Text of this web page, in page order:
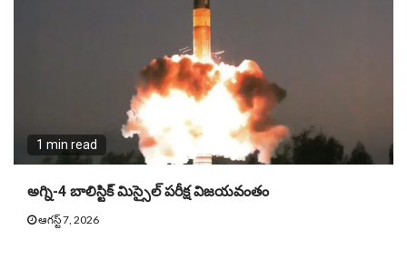
1 min read
అగ్ని-4 బాలిస్టిక్ మిస్సైల్ పరీక్ష విజయవంతం
ఆగస్ట్ 7, 2026